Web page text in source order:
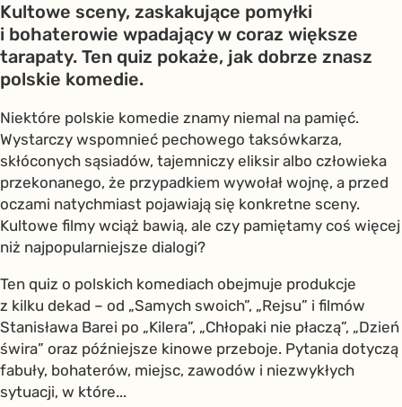
Kultowe sceny, zaskakujące pomyłki
i bohaterowie wpadający w coraz większe
tarapaty. Ten quiz pokaże, jak dobrze znasz
polskie komedie.
Niektóre polskie komedie znamy niemal na pamięć.
Wystarczy wspomnieć pechowego taksówkarza,
skłóconych sąsiadów, tajemniczy eliksir albo człowieka
przekonanego, że przypadkiem wywołał wojnę, a przed
oczami natychmiast pojawiają się konkretne sceny.
Kultowe filmy wciąż bawią, ale czy pamiętamy coś więcej
niż najpopularniejsze dialogi?
Ten quiz o polskich komediach obejmuje produkcje
z kilku dekad – od „Samych swoich”, „Rejsu” i filmów
Stanisława Barei po „Kilera”, „Chłopaki nie płaczą”, „Dzień
świra” oraz późniejsze kinowe przeboje. Pytania dotyczą
fabuły, bohaterów, miejsc, zawodów i niezwykłych
sytuacji, w które...